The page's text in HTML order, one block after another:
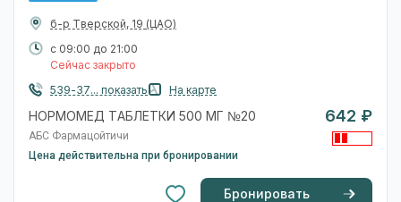
б-р Тверской, 19 (ЦАО)
с 09:00 до 21:00
Сейчас закрыто
539-37... показать
На карте
НОРМОМЕД ТАБЛЕТКИ 500 МГ №20
АБС Фармацойтичи
Цена действительна при бронировании
642 ₽
Бронировать